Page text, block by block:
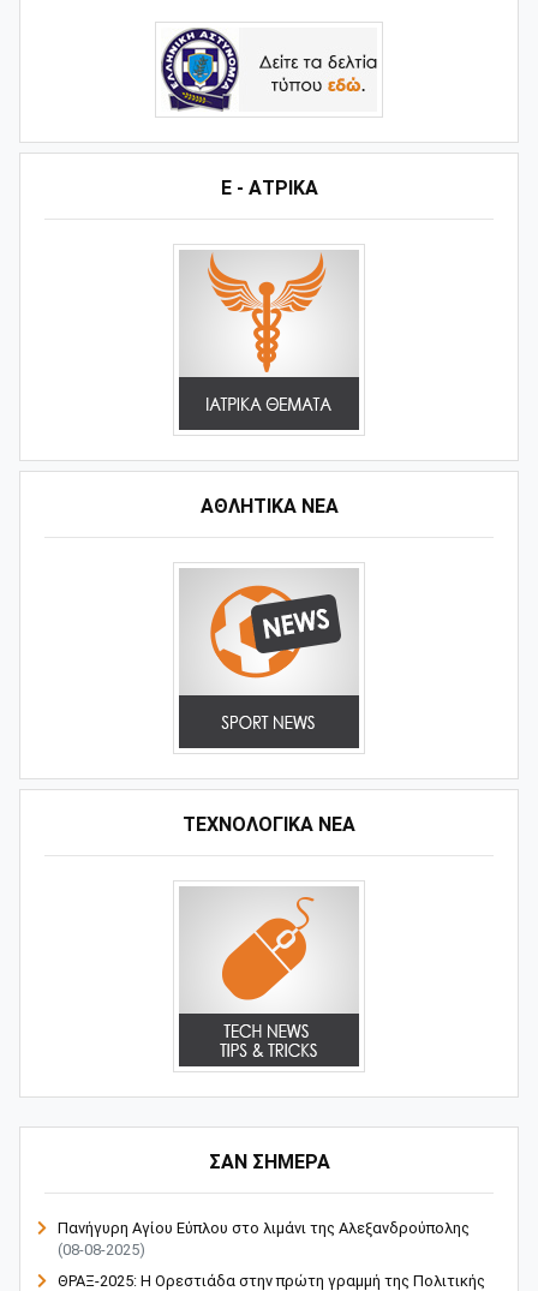
Ε - ΑΤΡΙΚΑ
ΑΘΛΗΤΙΚΆ ΝΈΑ
ΤΕΧΝΟΛΟΓΙΚΑ ΝΕΑ
ΣΑΝ ΣΗΜΕΡΑ
Πανήγυρη Αγίου Εύπλου στο λιμάνι της Αλεξανδρούπολης
(08-08-2025)
ΘΡΑΞ-2025: Η Ορεστιάδα στην πρώτη γραμμή της Πολιτικής